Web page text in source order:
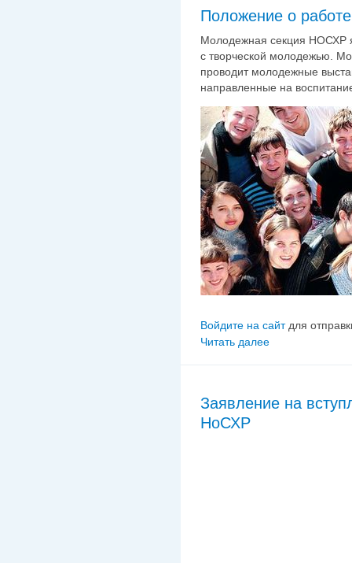
Положение о
Молодежная секция НОСХР
с творческой молодежью.
проводит молодежные
направленные на
Войдите на сайтдля
Читать далее
Заявление на
НоСХР